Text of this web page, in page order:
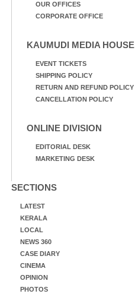
OUR OFFICES
CORPORATE OFFICE
KAUMUDI MEDIA HOUSE
EVENT TICKETS
SHIPPING POLICY
RETURN AND REFUND POLICY
CANCELLATION POLICY
ONLINE DIVISION
EDITORIAL DESK
MARKETING DESK
SECTIONS
LATEST
KERALA
LOCAL
NEWS 360
CASE DIARY
CINEMA
OPINION
PHOTOS